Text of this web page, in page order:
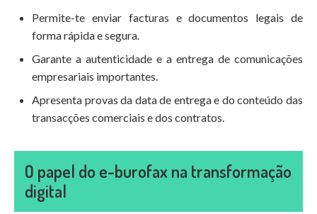
Permite-te enviar facturas e documentos legais de
forma rápida e segura.
Garante a autenticidade e a entrega de comunicações
empresariais importantes.
Apresenta provas da data de entrega e do conteúdo das
transacções comerciais e dos contratos.
O papel do e-burofax na transformação
digital